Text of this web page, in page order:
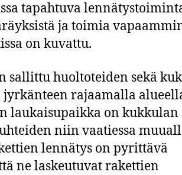
tapahtuva
ja toimia
on kuvattu.
sallittu huoltoteiden sekä
rajaamalla
laukaisupaikka on kukkulan
niin vaatiessa
lennätys on pyrittävä
ne laskeutuvat rakettien